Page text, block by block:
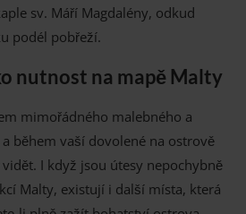
sv. Máří Magdalény, odkud
podél pobřeží.
nutnost na mapě Malty
mimořádného malebného a
během vaší dovolené na ostrově
I když jsou útesy nepochybně
Malty, existují i ​​další místa, která